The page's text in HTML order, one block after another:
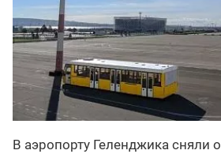
В аэропорту Геленджика сняли